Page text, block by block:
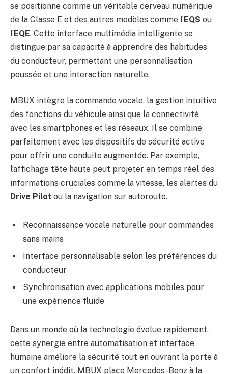
se positionne comme un véritable cerveau numérique
de la Classe E et des autres modèles comme l’EQS ou
l’EQE. Cette interface multimédia intelligente se
distingue par sa capacité à apprendre des habitudes
du conducteur, permettant une personnalisation
poussée et une interaction naturelle.
MBUX intègre la commande vocale, la gestion intuitive
des fonctions du véhicule ainsi que la connectivité
avec les smartphones et les réseaux. Il se combine
parfaitement avec les dispositifs de sécurité active
pour offrir une conduite augmentée. Par exemple,
l’affichage tête haute peut projeter en temps réel des
informations cruciales comme la vitesse, les alertes du
Drive Pilot ou la navigation sur autoroute.
Reconnaissance vocale naturelle pour commandes
sans mains
Interface personnalisable selon les préférences du
conducteur
Synchronisation avec applications mobiles pour
une expérience fluide
Dans un monde où la technologie évolue rapidement,
cette synergie entre automatisation et interface
humaine améliore la sécurité tout en ouvrant la porte à
un confort inédit. MBUX place Mercedes-Benz à la